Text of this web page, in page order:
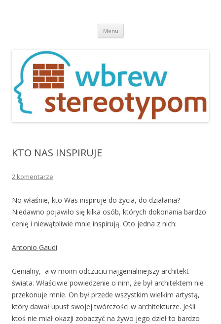
Menu Przeskocz
treści
KTO NAS INSPIRUJE
2 komentarze
No właśnie, kto Was inspiruje do życia, do działania?
Niedawno pojawiło się kilka osób, których dokonania bardzo
cenię i niewątpliwie mnie inspirują. Oto jedna z nich:
Antonio Gaudi
Genialny, a w moim odczuciu najgenialniejszy architekt
świata. Właściwie powiedzenie o nim, że był architektem nie
przekonuje mnie. On był przede wszystkim wielkim artystą,
który dawał upust swojej twórczości w architekturze. Jeśli
ktoś nie miał okazji zobaczyć na żywo jego dzieł to bardzo